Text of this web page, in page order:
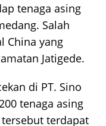
tenaga asing
Salah
China yang
Jatigede.
di PT. Sino
tenaga asing
terdapat